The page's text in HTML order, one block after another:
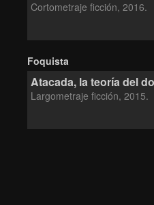
Cortometraje ficción, 2016.
Foquista
Atacada, la teoría del
Largometraje ficción, 2015.